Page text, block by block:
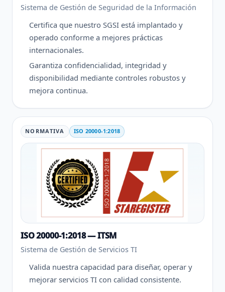
Sistema de Gestión de Seguridad de la Información
Certifica que nuestro SGSI está implantado y
operado conforme a mejores prácticas
internacionales.
Garantiza confidencialidad, integridad y
disponibilidad mediante controles robustos y
mejora continua.
NORMATIVA ISO 20000-1:2018
ISO 20000-1:2018 — ITSM
Sistema de Gestión de Servicios TI
Valida nuestra capacidad para diseñar, operar y
mejorar servicios TI con calidad consistente.